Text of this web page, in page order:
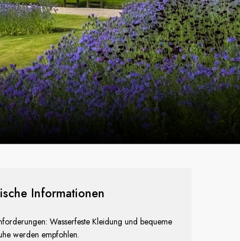
Informationen
Wasserfeste Kleidung und bequeme
werden empfohlen.